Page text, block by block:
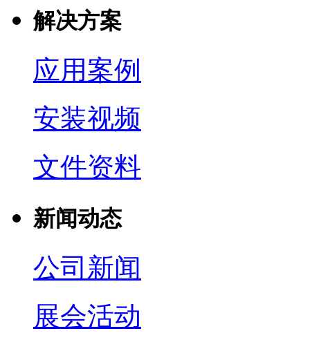
解决方案
应用案例
安装视频
文件资料
新闻动态
公司新闻
展会活动